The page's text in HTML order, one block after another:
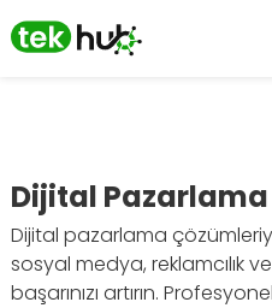
Dijital Pazarlama
Dijital pazarlama
sosyal medya, reklamcılık
başarınızı artırın.